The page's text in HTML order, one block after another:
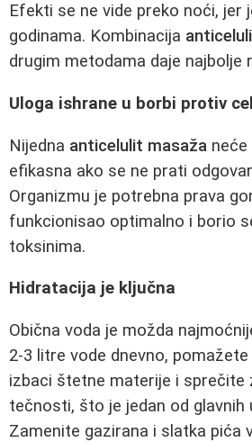
Efekti se ne vide preko noći, jer
godinama. Kombinacija
drugim metodama daje najbolje
Uloga ishrane u borbi protiv
Nijedna anticelulit masaža
efikasna ako se ne prati
Organizmu je potrebna prava
funkcionisao optimalno i borio
toksinima.
Hidratacija je ključna
Obična voda je možda
2-3 litre vode dnevno,
izbaci štetne materije i sprečite
tečnosti, što je jedan od glavnih
Zamenite gazirana i slatka pića